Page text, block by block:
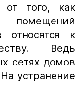
от того, как
помещений
относятся к
Ведь
сетях домов
устранение